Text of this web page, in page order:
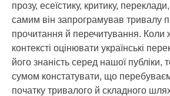
прозу, есеїстику, критику,
самим він запрограмував тривалу
прочитання й перечитування. Коли
контексті оцінювати українські
його знаність серед нашої публіки,
сумом констатувати, що
початку тривалого й складного